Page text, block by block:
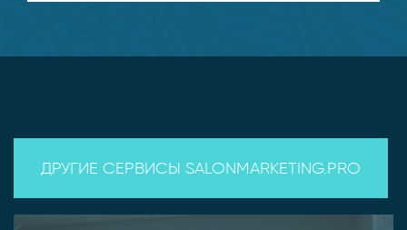
ДРУГИЕ СЕРВИСЫ SALONMARKETING.PRO